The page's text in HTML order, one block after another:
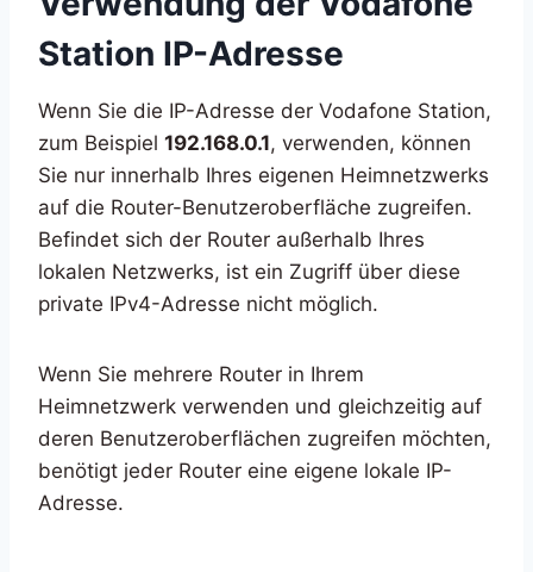
Station IP-Adresse
Wenn Sie die IP-Adresse der Vodafone Station,
zum Beispiel 192.168.0.1, verwenden, können
Sie nur innerhalb Ihres eigenen Heimnetzwerks
auf die Router-Benutzeroberfläche zugreifen.
Befindet sich der Router außerhalb Ihres
lokalen Netzwerks, ist ein Zugriff über diese
private IPv4-Adresse nicht möglich.
Wenn Sie mehrere Router in Ihrem
Heimnetzwerk verwenden und gleichzeitig auf
deren Benutzeroberflächen zugreifen möchten,
benötigt jeder Router eine eigene lokale IP-
Adresse.